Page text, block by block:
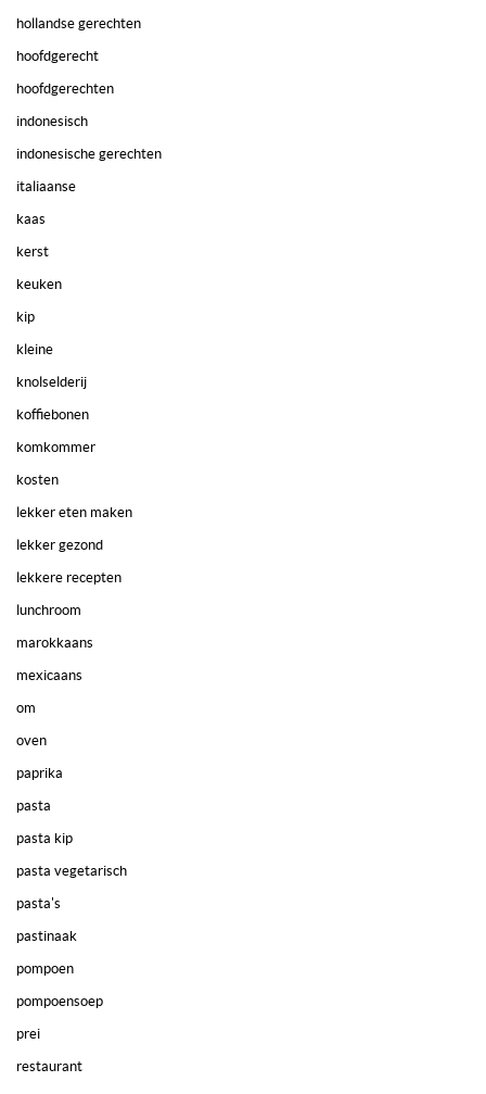
hollandse gerechten
hoofdgerecht
hoofdgerechten
indonesisch
indonesische gerechten
italiaanse
kaas
kerst
keuken
kip
kleine
knolselderij
koffiebonen
komkommer
kosten
lekker eten maken
lekker gezond
lekkere recepten
lunchroom
marokkaans
mexicaans
om
oven
paprika
pasta
pasta kip
pasta vegetarisch
pasta's
pastinaak
pompoen
pompoensoep
prei
restaurant